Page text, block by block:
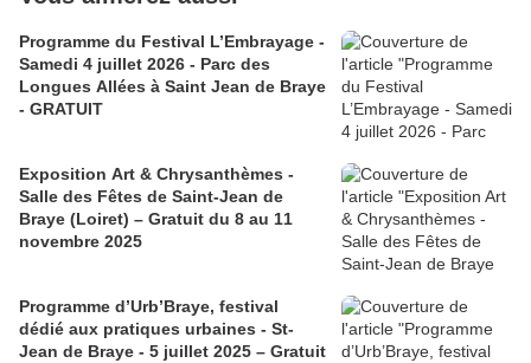
Programme du Festival L’Embrayage -
Samedi 4 juillet 2026 - Parc des
Longues Allées à Saint Jean de Braye
- GRATUIT
Exposition Art & Chrysanthèmes -
Salle des Fêtes de Saint-Jean de
Braye (Loiret) – Gratuit du 8 au 11
novembre 2025
Programme d’Urb’Braye, festival
dédié aux pratiques urbaines - St-
Jean de Braye - 5 juillet 2025 – Gratuit